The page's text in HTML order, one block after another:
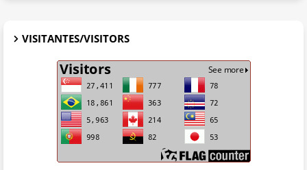
VISITANTES/VISITORS